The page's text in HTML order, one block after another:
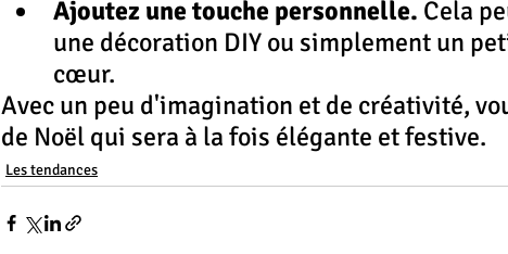
Ajoutez une touche personnelle. Cela
une décoration DIY ou simplement un
cœur.
Avec un peu d'imagination et de créativité,
de Noël qui sera à la fois élégante et festive.
Les tendances